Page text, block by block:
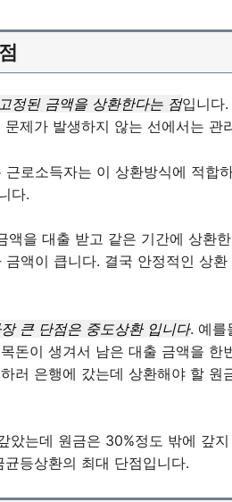
정된 금액을 상환한다는 점입니다
제가 발생하지 않는 선에서는 관
로소득자는 이 상환방식에 적합
다.
액을 대출 받고 같은 기간에 상환
액이 큽니다. 결국 안정적인 상
큰 단점은 중도상환 입니다. 예를
돈이 생겨서 남은 대출 금액을 한
러 은행에 갔는데 상환해야 할
았는데 원금은 30%정도 밖에 갚
등상환의 최대 단점입니다.